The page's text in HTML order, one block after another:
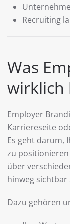
Recruiting
Was
wirklich
Employer
Karriereseite
Es geht darum,
zu
über
hinweg sichtbar
Dazu gehören